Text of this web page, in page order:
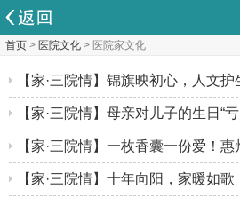
首页 > 医院文化 > 医院家文化
【家·三院情】锦旗映初心，人文
里一场跨越生死的温情守护
【家·三院情】母亲对儿子的生日“
悄填满了……
【家·三院情】一枚香囊一份爱！
为患者送上“安康礼”
【家·三院情】十年向阳，家暖如